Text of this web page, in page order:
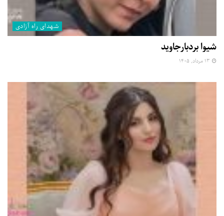
شهدای راه آزادی
شیوا بردبارجاوید